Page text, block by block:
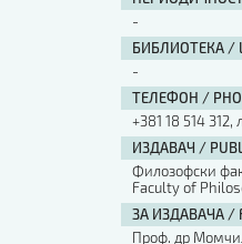
-
БИБЛИОТЕКА /
-
ТЕЛЕФОН /
+381 18 514 312,
ИЗДАВАЧ /
Филозофски
Faculty of
ЗА ИЗДАВАЧА /
Проф. др